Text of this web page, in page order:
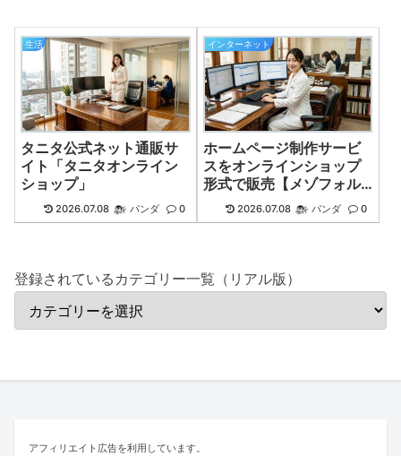
生活
タニタ公式ネット通販サ
イト「タニタオンライン
ショップ」
2026.07.08 パンダ 0
インターネット
ホームページ制作サービ
スをオンラインショップ
形式で販売【メゾフォル
テデザイン】
2026.07.08 パンダ 0
登録されているカテゴリー一覧（リアル版）
アフィリエイト広告を利用しています。